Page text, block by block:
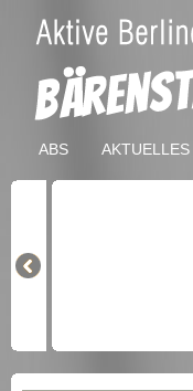
ABS AKTUELLES